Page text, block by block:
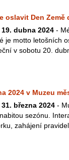
oslavit Den Země
dubna 2024 -
je motto letošních
v sobotu 20.
2024 v Muzeu
března 2024 -
sezónu.
zahájení